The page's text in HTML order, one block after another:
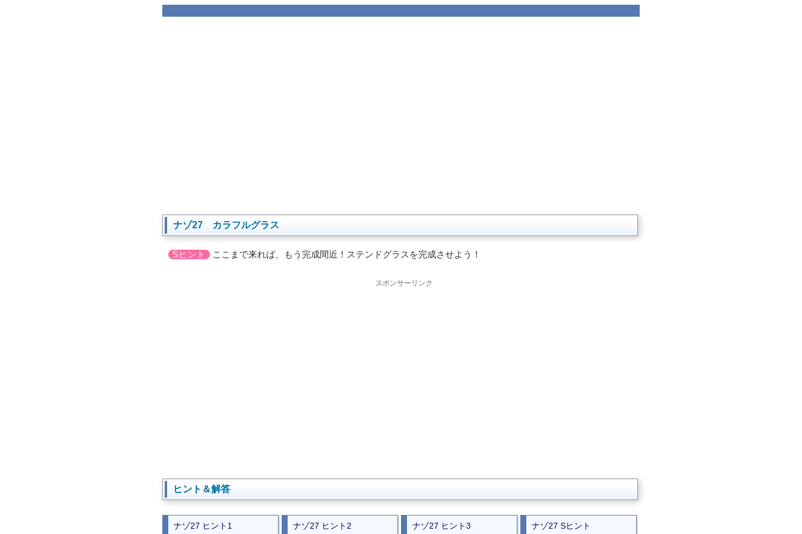
ナゾ27 カラフルグラス
Sヒント ここまで来れば、もう完成間近！ステンドグラスを完成させよう！
スポンサーリンク
ヒント＆解答
ナゾ27 ヒント1 ナゾ27 ヒント2 ナゾ27 ヒント3 ナゾ27 Sヒント